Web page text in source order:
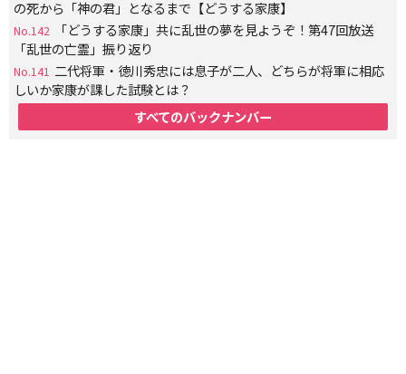
の死から「神の君」となるまで【どうする家康】
No.142
「どうする家康」共に乱世の夢を見ようぞ！第47回放送
「乱世の亡霊」振り返り
No.141 二代将軍・徳川秀忠には息子が二人、どちらが将軍に相応
しいか家康が課した試験とは？
すべてのバックナンバー